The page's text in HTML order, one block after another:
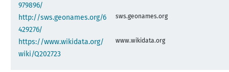
979896/
http://sws.geonames.org/6
429276/
sws.geonames.org
https://www.wikidata.org/
wiki/Q202723
www.wikidata.org